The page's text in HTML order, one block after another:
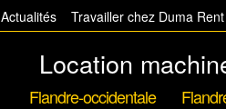
Actualités Travailler chez Duma Rent
Location
Flandre-occidentale